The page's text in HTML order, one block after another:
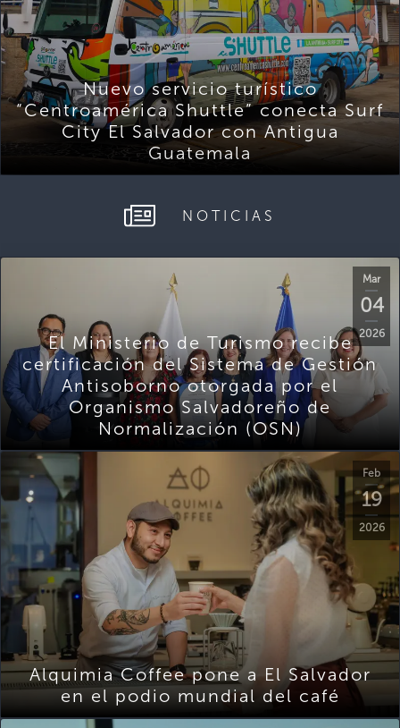
Nuevo servicio turístico
“Centroamérica Shuttle” conecta Surf
City El Salvador con Antigua
Guatemala
NOTICIAS
Mar
04
2026
El Ministerio de Turismo recibe
certificación del Sistema de Gestión
Antisoborno otorgada por el
Organismo Salvadoreño de
Normalización (OSN)
Feb
19
2026
Alquimia Coffee pone a El Salvador
en el podio mundial del café